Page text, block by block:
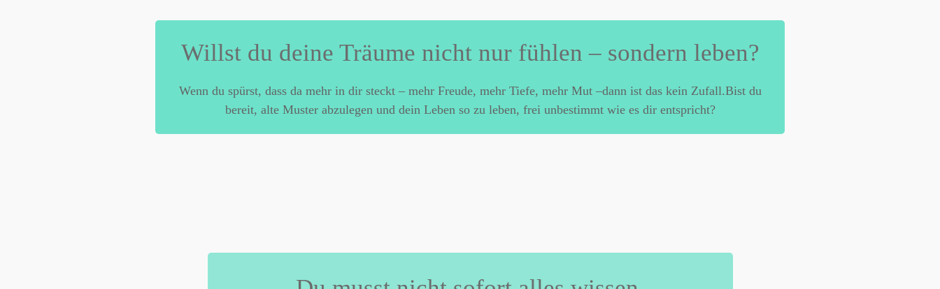
Willst du deine Träume nicht nur fühlen – sondern leben?
Wenn du spürst, dass da mehr in dir steckt – mehr Freude, mehr Tiefe, mehr Mut –dann ist das kein Zufall.Bist du
bereit, alte Muster abzulegen und dein Leben so zu leben, frei unbestimmt wie es dir entspricht?